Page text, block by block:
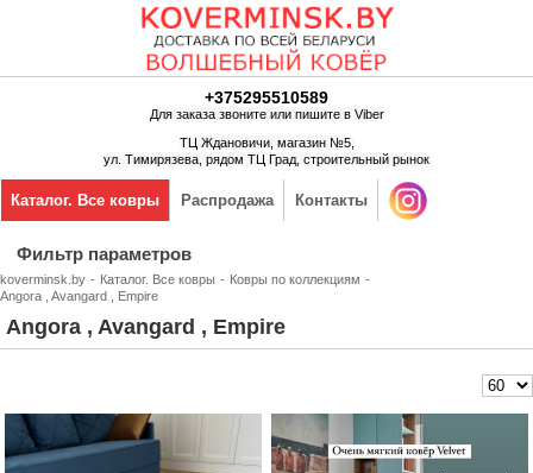
+375295510589
Для заказа звоните или пишите в Viber
ТЦ Ждановичи, магазин №5,
ул. Тимирязева, рядом ТЦ Град, строительный рынок
Каталог. Все ковры Распродажа Контакты
Фильтр параметров
koverminsk.by - Каталог. Все ковры - Ковры по коллекциям -
Angora , Avangard , Empire
Angora , Avangard , Empire